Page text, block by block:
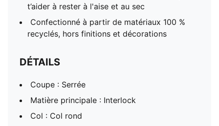
t’aider à rester à l'aise et au sec
Confectionné à partir de matériaux 100 %
recyclés, hors finitions et décorations
DÉTAILS
Coupe : Serrée
Matière principale : Interlock
Col : Col rond